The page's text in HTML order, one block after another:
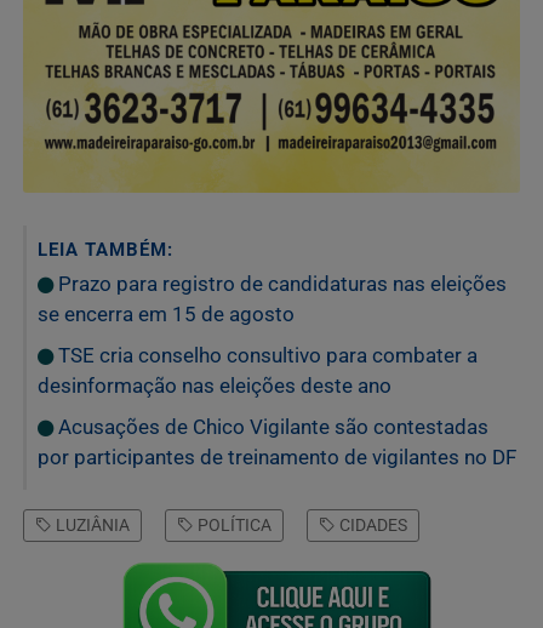
LEIA TAMBÉM:
Prazo para registro de candidaturas nas eleições
se encerra em 15 de agosto
TSE cria conselho consultivo para combater a
desinformação nas eleições deste ano
Acusações de Chico Vigilante são contestadas
por participantes de treinamento de vigilantes no DF
LUZIÂNIA POLÍTICA CIDADES